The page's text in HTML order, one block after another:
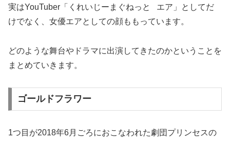
実はYouTuber「くれいじーまぐねっと エア」としてだ
けでなく、女優エアとしての顔ももっています。
どのような舞台やドラマに出演してきたのかということを
まとめていきます。
ゴールドフラワー
1つ目が2018年6月ごろにおこなわれた劇団プリンセスの